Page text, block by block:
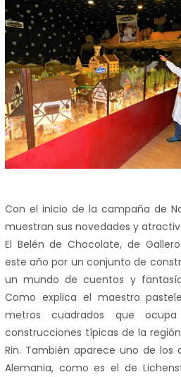
Con el inicio de la campaña de
muestran sus novedades y
El Belén de Chocolate, de
este año por un conjunto de
un mundo de cuentos y
Como explica el maestro
metros cuadrados que
construcciones típicas de la
Rin. También aparece uno de los
Alemania, como es el de